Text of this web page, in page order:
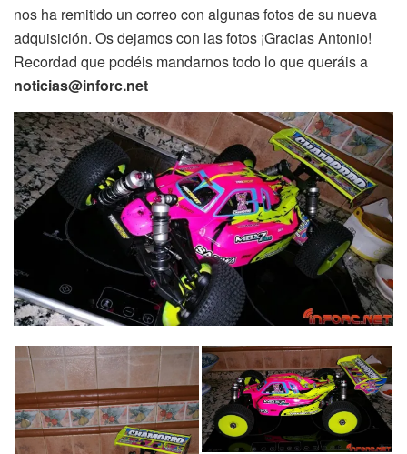
nos ha remitido un correo con algunas fotos de su nueva
adquisición. Os dejamos con las fotos ¡Gracias Antonio!
Recordad que podéis mandarnos todo lo que queráis a
noticias@inforc.net